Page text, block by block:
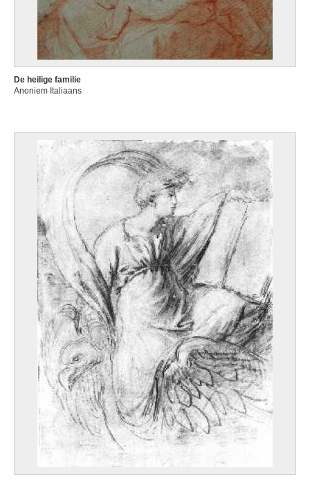
De heilige familie
Anoniem Italiaans